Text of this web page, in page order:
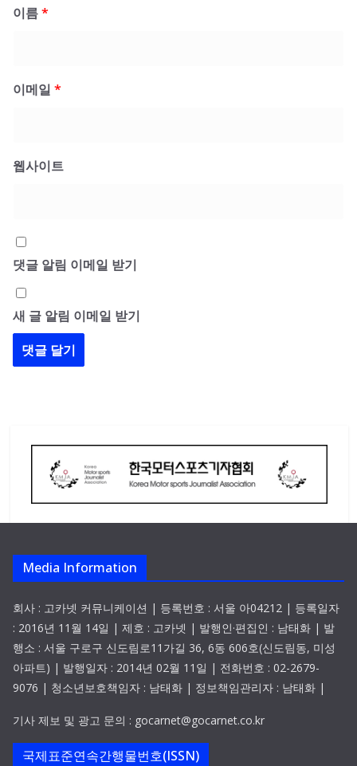
이름*
이메일 *
웹사이트
댓글 알림 이메일 받기
새 글 알림 이메일 받기
Media Information
회사 : 고카넷 커뮤니케이션 | 등록번호 : 서울 아04212 | 등록일자
: 2016년 11월 14일 | 제호 : 고카넷 | 발행인·편집인 : 남태화 | 발
행소 : 서울 구로구 신도림로11가길 36, 6동 606호(신도림동, 미성
아파트) | 발행일자 : 2014년 02월 11일 | 전화번호 : 02-2679-
9076 | 청소년보호책임자 : 남태화 | 정보책임관리자 : 남태화 |
기사 제보 및 광고 문의 : gocarnet@gocarnet.co.kr
국제표준연속간행물번호(ISSN)